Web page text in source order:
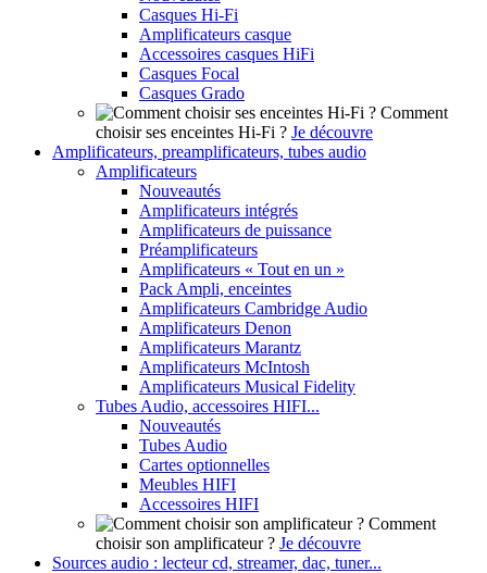
Casques Hi-Fi
Amplificateurs casque
Accessoires casques HiFi
Casques Focal
Casques Grado
Comment
choisir ses enceintes Hi-Fi ? Je découvre
Amplificateurs, preamplificateurs, tubes audio
Amplificateurs
Nouveautés
Amplificateurs intégrés
Amplificateurs de puissance
Préamplificateurs
Amplificateurs « Tout en un »
Pack Ampli, enceintes
Amplificateurs Cambridge Audio
Amplificateurs Denon
Amplificateurs Marantz
Amplificateurs McIntosh
Amplificateurs Musical Fidelity
Tubes Audio, accessoires HIFI...
Nouveautés
Tubes Audio
Cartes optionnelles
Meubles HIFI
Accessoires HIFI
Comment
choisir son amplificateur ? Je découvre
Sources audio : lecteur cd, streamer, dac, tuner...